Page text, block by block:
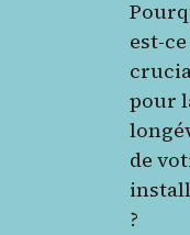
est-ce
pour
de
?